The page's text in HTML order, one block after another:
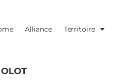
Alliance Territoire
OLOT